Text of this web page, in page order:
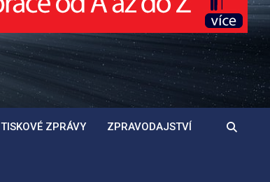
TISKOVÉ ZPRÁVY ZPRAVODAJSTVÍ